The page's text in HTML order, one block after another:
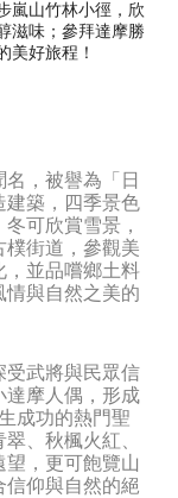
嵐山竹林小徑，欣
滋味；參拜達摩勝
美好旅程！
，被譽為「日
建築，四季景色
可欣賞雪景，
樸街道，參觀美
，並品嚐鄉土料
情與自然之美的
受武將與民眾信
達摩人偶，形成
成功的熱門聖
、秋楓火紅、
，更可飽覽山
信仰與自然的絕